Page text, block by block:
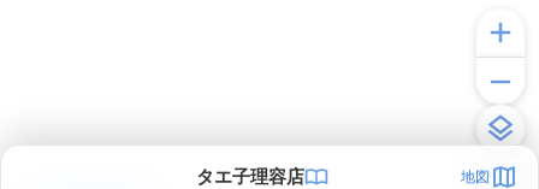
タエ子理容店 地図